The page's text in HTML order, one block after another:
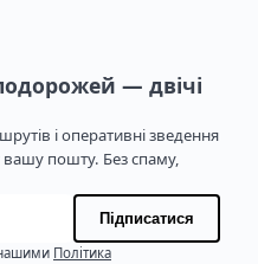
— двічі
і оперативні зведення
вашу пошту. Без спаму,
Підписатися
Політика